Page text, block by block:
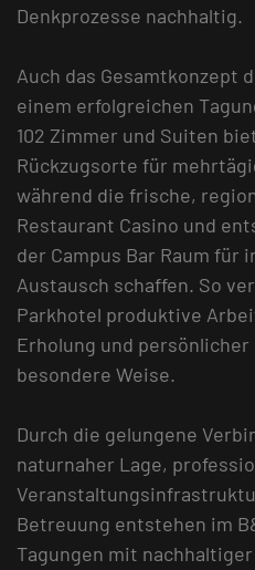
Denkprozesse nachhaltig.
Auch das Gesamtkonzept
einem erfolgreichen
102 Zimmer und Suiten
Rückzugsorte für
während die frische,
Restaurant Casino und
der Campus Bar Raum für
Austausch schaffen. So
Parkhotel produktive
Erholung und persönlicher
besondere Weise.
Durch die gelungene
naturnaher Lage,
Betreuung entstehen im
Tagungen mit